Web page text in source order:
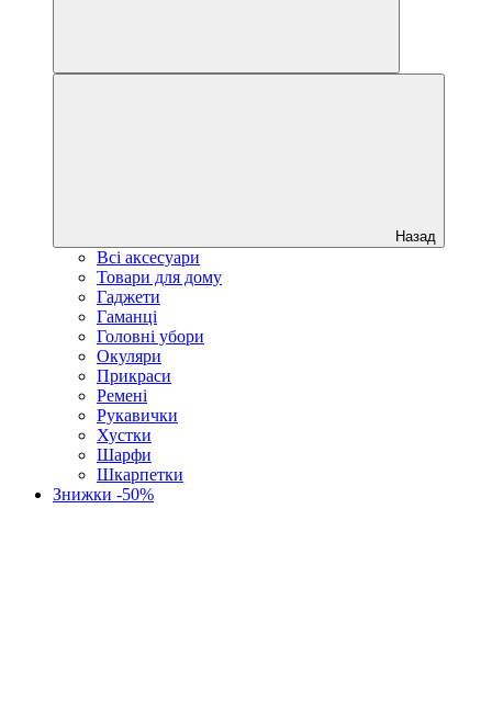
Назад
Всі аксесуари
Товари для дому
Гаджети
Гаманці
Головні убори
Окуляри
Прикраси
Ремені
Рукавички
Хустки
Шарфи
Шкарпетки
Знижки -50%